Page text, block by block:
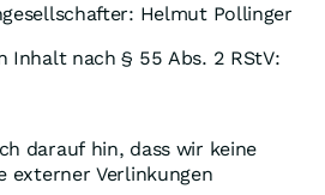
Helmut Pollinger
Inhalt nach § 55 Abs. 2 RStV:
darauf hin, dass wir keine
externer Verlinkungen